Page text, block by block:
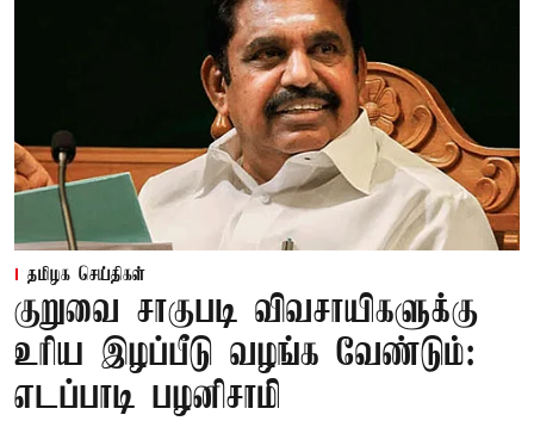
தமிழக செய்திகள்
குறுவை சாகுபடி விவசாயிகளுக்கு
உரிய இழப்பீடு வழங்க வேண்டும்:
எடப்பாடி பழனிசாமி